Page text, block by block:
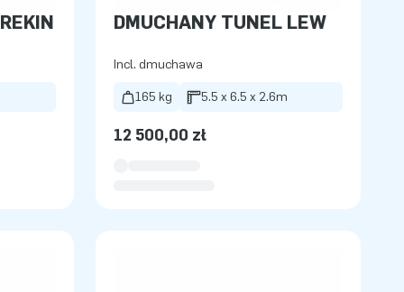
DMUCHANY TUNEL LEW
Incl. dmuchawa
165 kg 5.5 x 6.5 x 2.6m
12 500,00 zł